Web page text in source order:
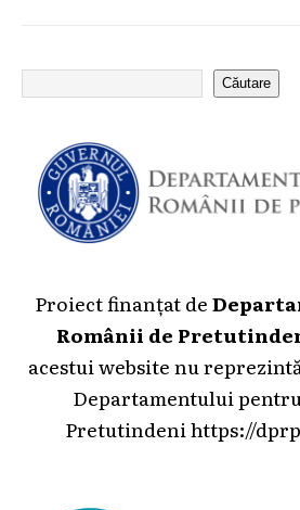
Căutare
Proiect finanțat de
Românii de
acestui website nu
Departamentului
Pretutindeni https://